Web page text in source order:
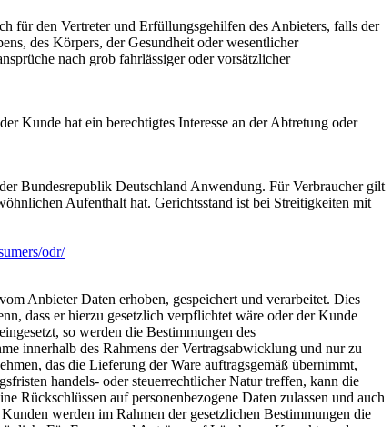
für den Vertreter und Erfüllungsgehilfen des Anbieters, falls der
des Körpers, der Gesundheit oder wesentlicher
nach grob fahrlässiger oder vorsätzlicher
Kunde hat ein berechtigtes Interesse an der Abtretung oder
Bundesrepublik Deutschland Anwendung. Für Verbraucher gilt
Aufenthalt hat. Gerichtsstand ist bei Streitigkeiten mit
odr/
Anbieter Daten erhoben, gespeichert und verarbeitet. Dies
dass er hierzu gesetzlich verpflichtet wäre oder der Kunde
so werden die Bestimmungen des
innerhalb des Rahmens der Vertragsabwicklung und nur zu
das die Lieferung der Ware auftragsgemäß übernimmt,
handels- oder steuerrechtlicher Natur treffen, kann die
Rückschlüssen auf personenbezogene Daten zulassen und auch
werden im Rahmen der gesetzlichen Bestimmungen die